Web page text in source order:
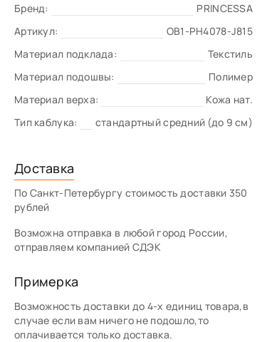
Бренд:
PRINCESSA
Артикул:
OB1-PH4078-J815
Материал подклада:
Текстиль
Материал подошвы:
Полимер
Материал верха:
Кожа нат.
Тип каблука:
стандартный средний (до 9 см)
Доставка
По Санкт-Петербургу стоимость доставки 350
рублей
Возможна отправка в любой город России,
отправляем компанией СДЭК
Примерка
Возможность доставки до 4-х единиц товара,в
случае если вам ничего не подошло,то
оплачивается только доставка.